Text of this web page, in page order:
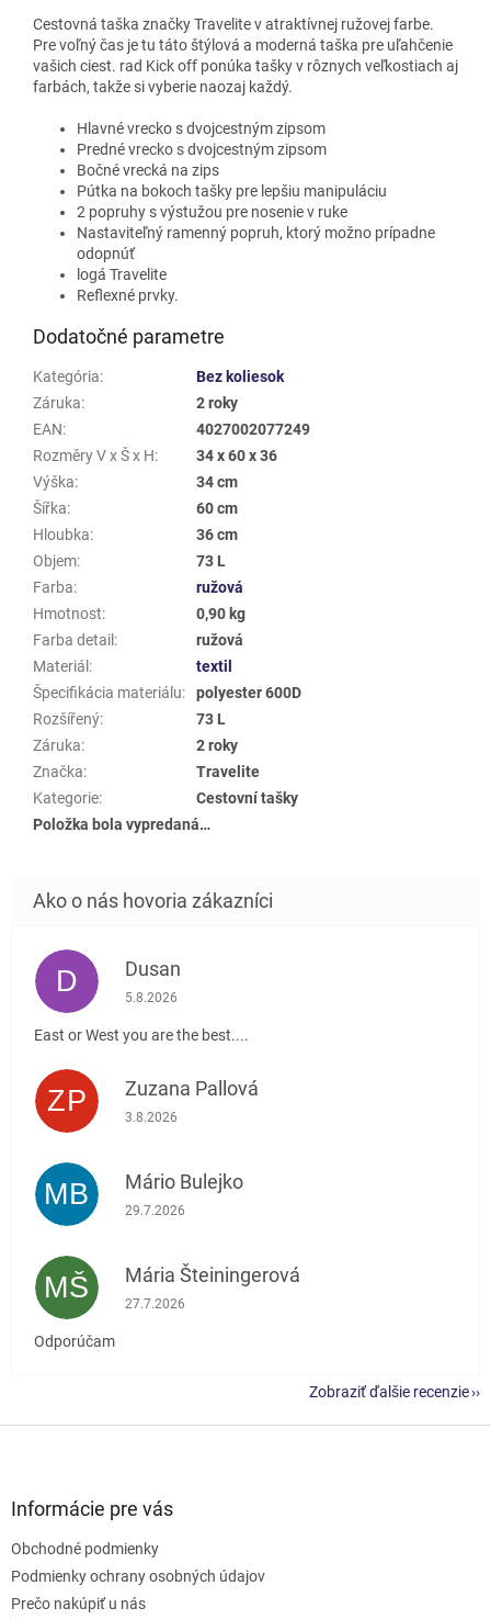
Cestovná taška značky Travelite v atraktívnej ružovej farbe.
Pre voľný čas je tu táto štýlová a moderná taška pre uľahčenie
vašich ciest. rad Kick off ponúka tašky v rôznych veľkostiach aj
farbách, takže si vyberie naozaj každý.
Hlavné vrecko s dvojcestným zipsom
Predné vrecko s dvojcestným zipsom
Bočné vrecká na zips
Pútka na bokoch tašky pre lepšiu manipuláciu
2 popruhy s výstužou pre nosenie v ruke
Nastaviteľný ramenný popruh, ktorý možno prípadne
odopnúť
logá Travelite
Reflexné prvky.
Dodatočné parametre
Kategória:
Bez koliesok
Záruka:
2 roky
EAN:
4027002077249
Rozměry V x Š x H:
34 x 60 x 36
Výška:
34 cm
Šířka:
60 cm
Hloubka:
36 cm
Objem:
73 L
Farba:
ružová
Hmotnost:
0,90 kg
Farba detail :
ružová
Materiál :
textil
Špecifikácia materiálu:
polyester 600D
Rozšířený:
73 L
Záruka:
2 roky
Značka:
Travelite
Kategorie:
Cestovní tašky
Položka bola vypredaná…
D Dusan
Hodnotenie obchodu je 5 z 5 hviezdičiek.
5.8.2026
East or West you are the best....
ZP Zuzana Pallová
Hodnotenie obchodu je 5 z 5 hviezdičiek.
3.8.2026
MB Mário Bulejko
Hodnotenie obchodu je 5 z 5 hviezdičiek.
29.7.2026
MŠ Mária Šteiningerová
Hodnotenie obchodu je 5 z 5 hviezdičiek.
27.7.2026
Odporúčam
Zobraziť ďalšie recenzie
Informácie pre vás
Obchodné podmienky
Podmienky ochrany osobných údajov
Prečo nakúpiť u nás